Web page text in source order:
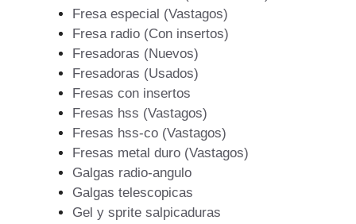
Fresa especial (Vastagos)
Fresa radio (Con insertos)
Fresadoras (Nuevos)
Fresadoras (Usados)
Fresas con insertos
Fresas hss (Vastagos)
Fresas hss-co (Vastagos)
Fresas metal duro (Vastagos)
Galgas radio-angulo
Galgas telescopicas
Gel y sprite salpicaduras